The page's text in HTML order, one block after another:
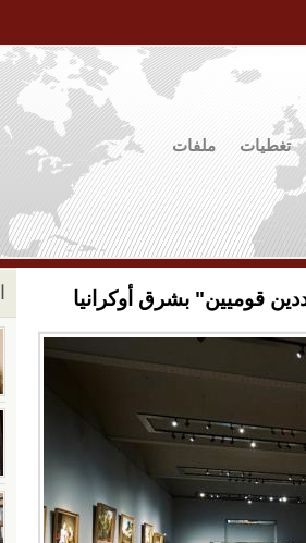
تغطيات ملفات
قوميين" بشرق أوكرانيا